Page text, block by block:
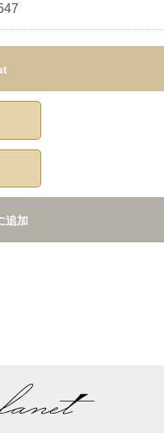
追加